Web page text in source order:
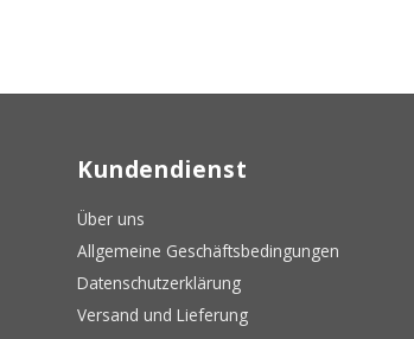
Kundendienst
Über uns
Allgemeine Geschäftsbedingungen
Datenschutzerklärung
Versand und Lieferung